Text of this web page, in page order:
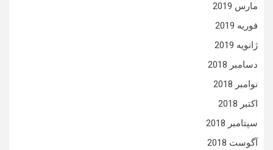
مارس 2019
فوریه 2019
ژانویه 2019
دسامبر 2018
نوامبر 2018
اکتبر 2018
سپتامبر 2018
آگوست 2018